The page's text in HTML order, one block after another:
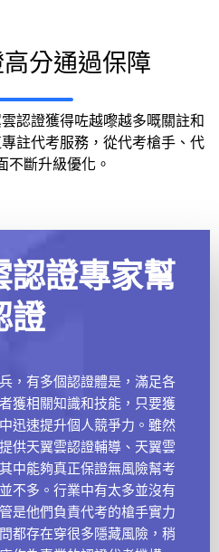
分通過保障
認證獲得咗越嚟越多嘅關註和
註代考服務，從代考槍手、代
不斷升級優化。
認證專家幫
證
，有多個認證體是，滿足各
獲相關知識和技能，只要獲
迅速提升個人競爭力。雖然
供天翼雲認證輔導、天翼雲
中能夠真正保證無風險幫考
不多。行業中有太多並沒有
是他們負責代考的槍手實力
都存在穿很多隱藏風險，稍